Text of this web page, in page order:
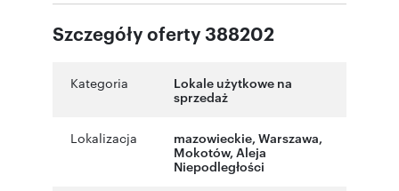
Szczegóły oferty 388202
Kategoria
Lokale użytkowe na
sprzedaż
Lokalizacja mazowieckie, Warszawa,
Mokotów, Aleja
Niepodległości